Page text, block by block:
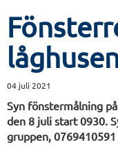
04 juli 2021
Syn fönstermålning
den 8 juli start 0930.
gruppen, 0769410591